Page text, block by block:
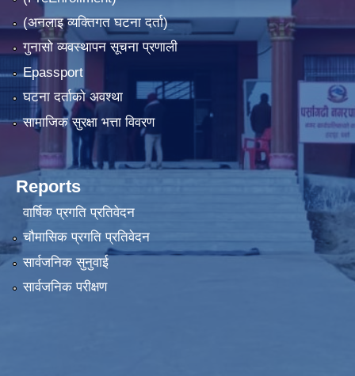
(अनलाइ व्यक्तिगत घटना दर्ता)
गुनासो व्यवस्थापन सूचना प्रणाली
Epassport
घटना दर्ताको अवश्था
सामाजिक सुरक्षा भत्ता विवरण
Reports
वार्षिक प्रगति प्रतिवेदन
चौमासिक प्रगति प्रतिवेदन
सार्वजनिक सुनुवाई
सार्वजनिक परीक्षण